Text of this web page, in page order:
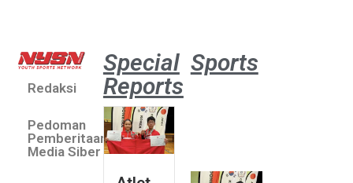
Redaksi
Pedoman
Pemberitaan
Media Siber
Special
Reports
Sports